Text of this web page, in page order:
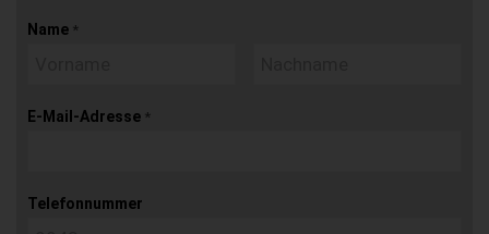
Name *
E-Mail-Adresse *
Telefonnummer